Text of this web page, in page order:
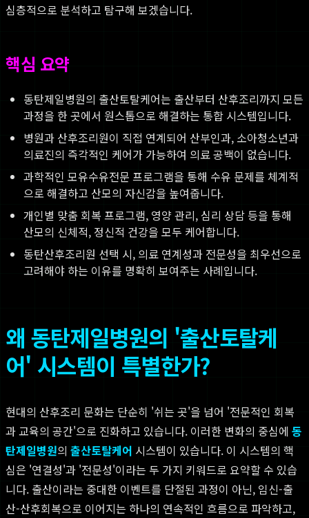
심층적으로 분석하고 탐구해 보겠습니다.
핵심 요약
동탄제일병원의 출산토탈케어는 출산부터 산후조리까지 모든
과정을 한 곳에서 원스톱으로 해결하는 통합 시스템입니다.
병원과 산후조리원이 직접 연계되어 산부인과, 소아청소년과
의료진의 즉각적인 케어가 가능하여 의료 공백이 없습니다.
과학적인 모유수유전문 프로그램을 통해 수유 문제를 체계적
으로 해결하고 산모의 자신감을 높여줍니다.
개인별 맞춤 회복 프로그램, 영양 관리, 심리 상담 등을 통해
산모의 신체적, 정신적 건강을 모두 케어합니다.
동탄산후조리원 선택 시, 의료 연계성과 전문성을 최우선으로
고려해야 하는 이유를 명확히 보여주는 사례입니다.
왜 동탄제일병원의 '출산토탈케
어' 시스템이 특별한가?
현대의 산후조리 문화는 단순히 '쉬는 곳'을 넘어 '전문적인 회복
과 교육의 공간'으로 진화하고 있습니다. 이러한 변화의 중심에 동
탄제일병원의 출산토탈케어 시스템이 있습니다. 이 시스템의 핵
심은 '연결성'과 '전문성'이라는 두 가지 키워드로 요약할 수 있습
니다. 출산이라는 중대한 이벤트를 단절된 과정이 아닌, 임신-출
산-산후회복으로 이어지는 하나의 연속적인 흐름으로 파악하고,